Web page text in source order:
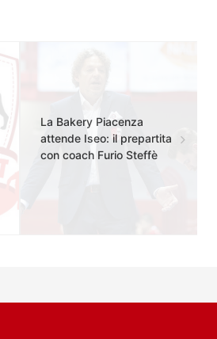
La Bakery Piacenza
attende Iseo: il prepartita
con coach Furio Steffè